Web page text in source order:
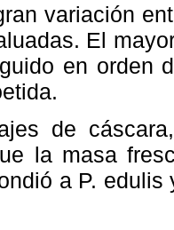
variación
El
en orden
de
la masa
a P.